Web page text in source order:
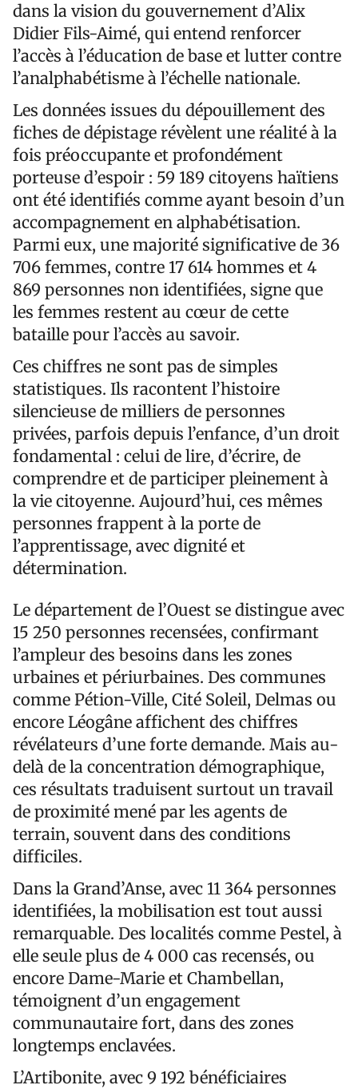
dans la vision du gouvernement d’Alix
Didier Fils-Aimé, qui entend renforcer
l’accès à l’éducation de base et lutter contre
l’analphabétisme à l’échelle nationale.
Les données issues du dépouillement des
fiches de dépistage révèlent une réalité à la
fois préoccupante et profondément
porteuse d’espoir : 59 189 citoyens haïtiens
ont été identifiés comme ayant besoin d’un
accompagnement en alphabétisation.
Parmi eux, une majorité significative de 36
706 femmes, contre 17 614 hommes et 4
869 personnes non identifiées, signe que
les femmes restent au cœur de cette
bataille pour l’accès au savoir.
Ces chiffres ne sont pas de simples
statistiques. Ils racontent l’histoire
silencieuse de milliers de personnes
privées, parfois depuis l’enfance, d’un droit
fondamental : celui de lire, d’écrire, de
comprendre et de participer pleinement à
la vie citoyenne. Aujourd’hui, ces mêmes
personnes frappent à la porte de
l’apprentissage, avec dignité et
détermination.
Le département de l’Ouest se distingue avec
15 250 personnes recensées, confirmant
l’ampleur des besoins dans les zones
urbaines et périurbaines. Des communes
comme Pétion-Ville, Cité Soleil, Delmas ou
encore Léogâne affichent des chiffres
révélateurs d’une forte demande. Mais au-
delà de la concentration démographique,
ces résultats traduisent surtout un travail
de proximité mené par les agents de
terrain, souvent dans des conditions
difficiles.
Dans la Grand’Anse, avec 11 364 personnes
identifiées, la mobilisation est tout aussi
remarquable. Des localités comme Pestel, à
elle seule plus de 4 000 cas recensés, ou
encore Dame-Marie et Chambellan,
témoignent d’un engagement
communautaire fort, dans des zones
longtemps enclavées.
L’Artibonite, avec 9 192 bénéficiaires